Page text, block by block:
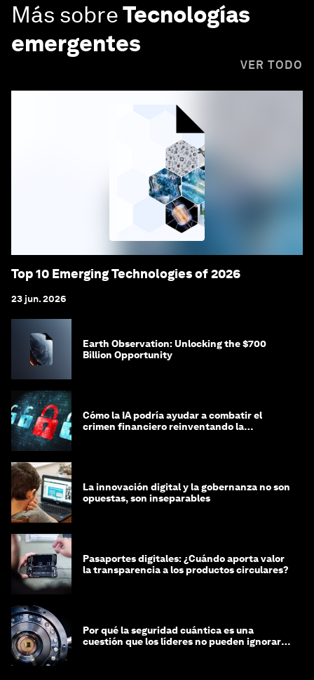
Más sobreTecnologías
emergentes
VER TODO
Top 10 Emerging Technologies of 2026
23 jun. 2026
Earth Observation: Unlocking the $700
Billion Opportunity
Cómo la IA podría ayudar a combatir el
crimen financiero reinventando la
La innovación digital y la gobernanza no son
opuestas, son inseparables
Pasaportes digitales: ¿Cuándo aporta valor
la transparencia a los productos circulares?
Por qué la seguridad cuántica es una
cuestión que los líderes no pueden ignorar